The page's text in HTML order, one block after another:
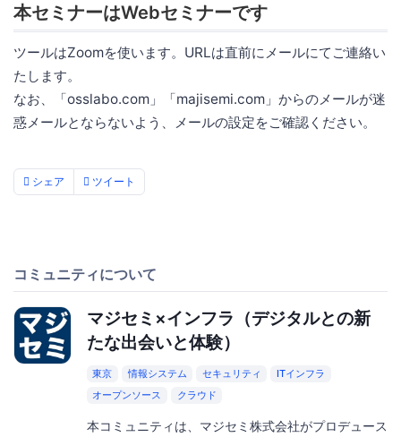
本セミナーはWebセミナーです
ツールはZoomを使います。URLは直前にメールにてご連絡い
たします。
なお、「osslabo.com」「majisemi.com」からのメールが迷
惑メールとならないよう、メールの設定をご確認ください。
シェア ツイート
コミュニティについて
マジセミ×インフラ（デジタルとの新
たな出会いと体験）
東京 情報システム セキュリティ
ITインフラ
オープンソース
クラウド
本コミュニティは、マジセミ株式会社がプロデュース